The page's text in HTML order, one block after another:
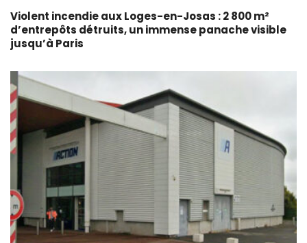
Violent incendie aux Loges-en-Josas : 2 800 m²
d’entrepôts détruits, un immense panache visible
jusqu’à Paris